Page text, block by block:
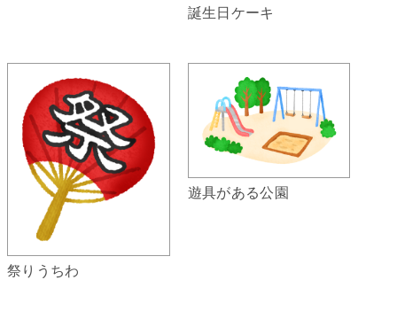
誕生日ケーキ
祭りうちわ
遊具がある公園